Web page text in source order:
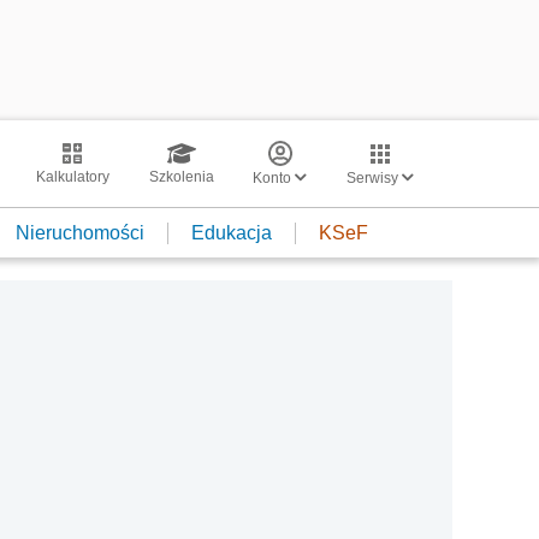
Kalkulatory Szkolenia Konto Serwisy
Nieruchomości Edukacja KSeF